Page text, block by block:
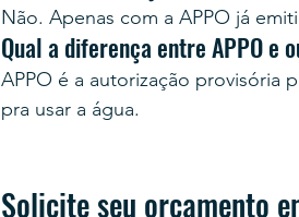
Não. Apenas com a APPO já
Qual a diferença entre APPO e
APPO é a autorização provisória
pra usar a água.
Solicite seu orçamento